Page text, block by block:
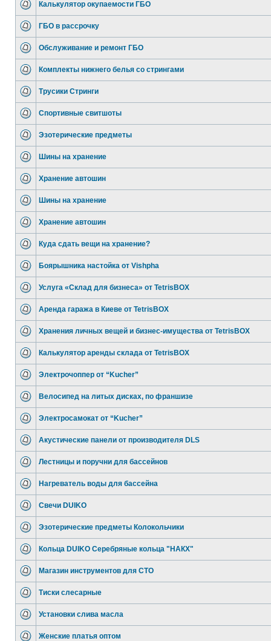
Калькулятор окупаемости ГБО
ГБО в рассрочку
Обслуживание и ремонт ГБО
Комплекты нижнего белья со стрингами
Трусики Стринги
Спортивные свитшоты
Эзотерические предметы
Шины на хранение
Хранение автошин
Шины на хранение
Хранение автошин
Куда сдать вещи на хранение?
Боярышника настойка от Vishpha
Услуга «Склад для бизнеса» от TetrisBOX
Аренда гаража в Киеве от TetrisBOX
Хранения личных вещей и бизнес-имущества от TetrisBOX
Калькулятор аренды склада от TetrisBOX
Электрочоппер от “Kucher”
Велосипед на литых дисках, по франшизе
Электросамокат от “Kucher”
Акустические панели от производителя DLS
Лестницы и поручни для бассейнов
Нагреватель воды для бассейна
Свечи DUIKO
Эзотерические предметы Колокольчики
Кольца DUIKO Серебряные кольца "НАКХ"
Магазин инструментов для СТО
Тиски слесарные
Установки слива масла
Женские платья оптом